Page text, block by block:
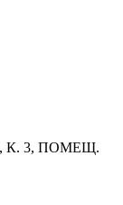
К. 3, ПОМЕЩ.